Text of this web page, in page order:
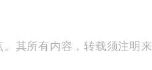
其所有内容，转载须注明来